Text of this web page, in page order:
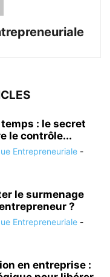
: le secret
le contrôle...
Entrepreneuriale -
le surmenage
?
Entrepreneuriale -
en entreprise :